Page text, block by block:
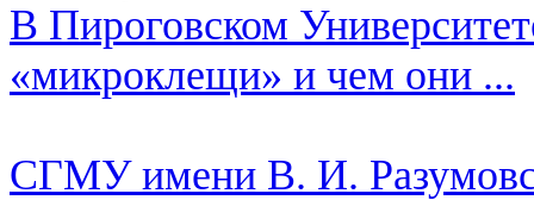
В Пироговском
«микроклещи» и чем они ...
СГМУ имени В. И.